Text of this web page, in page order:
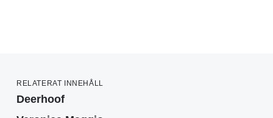
RELATERAT INNEHÅLL
Deerhoof